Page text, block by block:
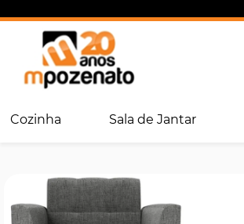
Cozinha Sala de Jantar